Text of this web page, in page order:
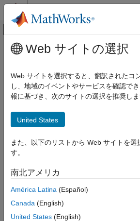
コンテンツへスキップ
オフキャンバス ナビ
ドキュメンテーションのホーム
航空宇宙、防衛
UAV Toolbox
UAV Toolbox Support Package for PX4
Autopilots
カテゴリ
UAV Toolbox Support Package for PX4
設定とコンフィギュレーション
アルゴリズムの開発と PX4 Autopilot での展
モーターおよびサーボへのアクチュエータ
の値の書き込み
メインコンテンツ
プロセッサインザル
ュレーションによる
プロセッサインザループ (PIL) シミュレ
プロセッサインザループ (PIL) を使用し
使用方法を学習します。
Code Verification and Validation
(PIL) Simulation
This example shows you how to use
Package for PX4™ Autopilots for code
with Processor-in-the-Loop (PIL).
Web サイトの選択
Web サイトを選択すると、翻訳されたコ
し、地域のイベントやサービスを確認で
報に基づき、次のサイトの選択を推奨し
United States
また、以下のリストから Web サイトを選
す。
南北アメリカ
América Latina (Español)
Canada (English)
United States (English)